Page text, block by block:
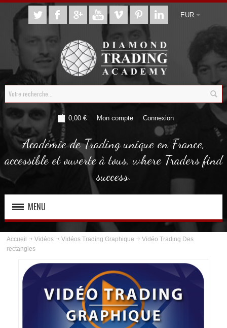
EUR
0,00 € Mon compte Connexion
Académie de Trading unique en France,
accessible et ouverte à tous, where Traders find
success.
MENU
ABOUT US
PLANNING
Accueil Vidéos Vidéos Trading Graphique
Vidéo Trading Des
rectangles